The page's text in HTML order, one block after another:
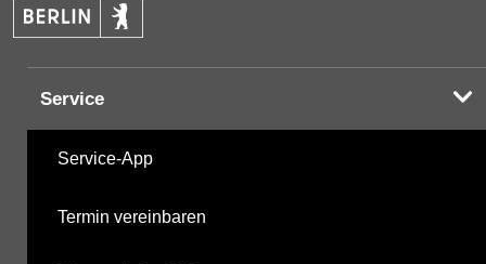
Service
Service-App
Termin vereinbaren